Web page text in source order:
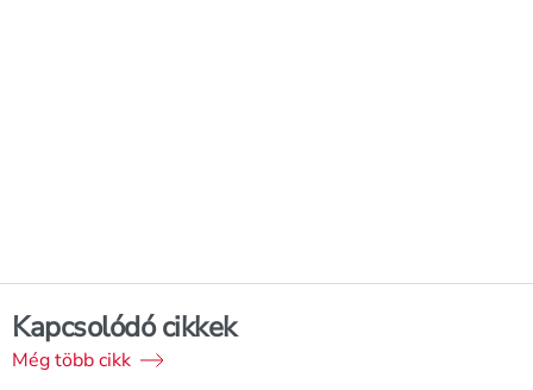
Kapcsolódó cikkek
Még több cikk